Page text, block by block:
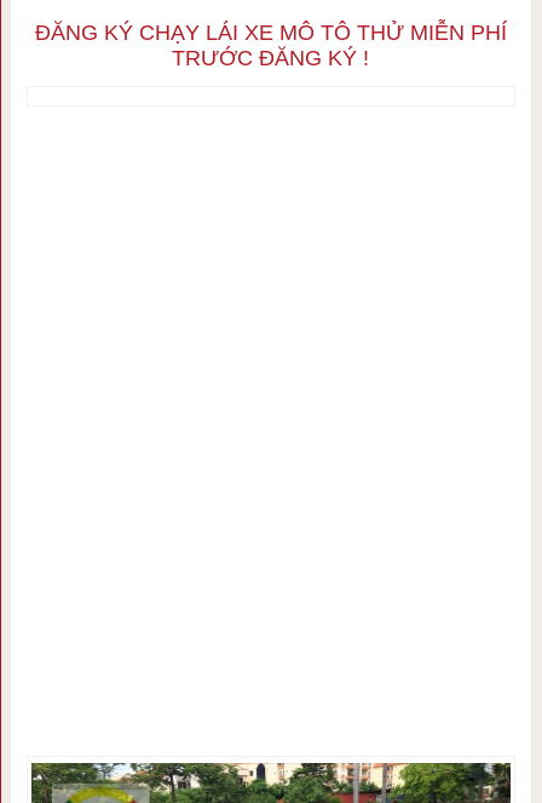
ĐĂNG KÝ CHẠY LÁI XE MÔ TÔ THỬ MIỄN PHÍ
TRƯỚC ĐĂNG KÝ !